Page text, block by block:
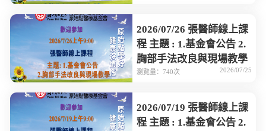
2026/07/26 張醫師線上課
程 主題 : 1.基金會公告 2.
胸部手法改良與現場教學
瀏覽量：740次 2026/07/25
2026/07/19 張醫師線上課
程 主題 : 1.基金會公告 2.